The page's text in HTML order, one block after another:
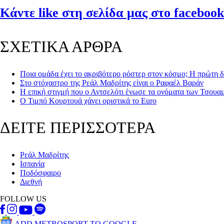
Κάντε like στη σελίδα μας στο facebook
ΣΧΕΤΙΚΑ ΑΡΘΡΑ
Ποια ομάδα έχει το ακριβότερο ρόστερ στον κόσμο; Η πρώτη
Στο στόχαστρο της Ρεάλ Μαδρίτης είναι ο Ραφαέλ Βαράν
Η επική στιγμή που ο Αντσελότι ένωσε τα ονόματα των
Ο Τιμπό Κουρτουά χάνει οριστικά το Euro
ΔΕΙΤΕ ΠΕΡΙΣΣΟΤΕΡΑ
Ρεάλ Μαδρίτης
Ισπανία
Ποδόσφαιρο
Διεθνή
FOLLOW US